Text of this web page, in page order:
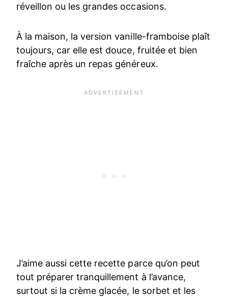
réveillon ou les grandes occasions.
À la maison, la version vanille-framboise plaît
toujours, car elle est douce, fruitée et bien
fraîche après un repas généreux.
J’aime aussi cette recette parce qu’on peut
tout préparer tranquillement à l’avance,
surtout si la crème glacée, le sorbet et les